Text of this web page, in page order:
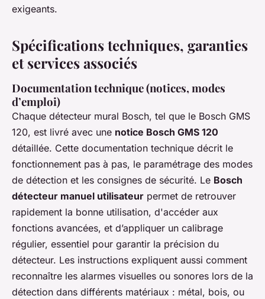
exigeants.
Spécifications techniques, garanties
et services associés
Documentation technique (notices, modes
d’emploi)
Chaque détecteur mural Bosch, tel que le Bosch GMS
120, est livré avec une notice Bosch GMS 120
détaillée. Cette documentation technique décrit le
fonctionnement pas à pas, le paramétrage des modes
de détection et les consignes de sécurité. Le Bosch
détecteur manuel utilisateur permet de retrouver
rapidement la bonne utilisation, d'accéder aux
fonctions avancées, et d’appliquer un calibrage
régulier, essentiel pour garantir la précision du
détecteur. Les instructions expliquent aussi comment
reconnaître les alarmes visuelles ou sonores lors de la
détection dans différents matériaux : métal, bois, ou